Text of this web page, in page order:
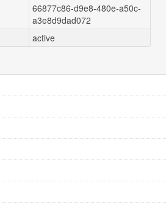
66877c86-d9e8-480e-a50c-
a3e8d9dad072
active